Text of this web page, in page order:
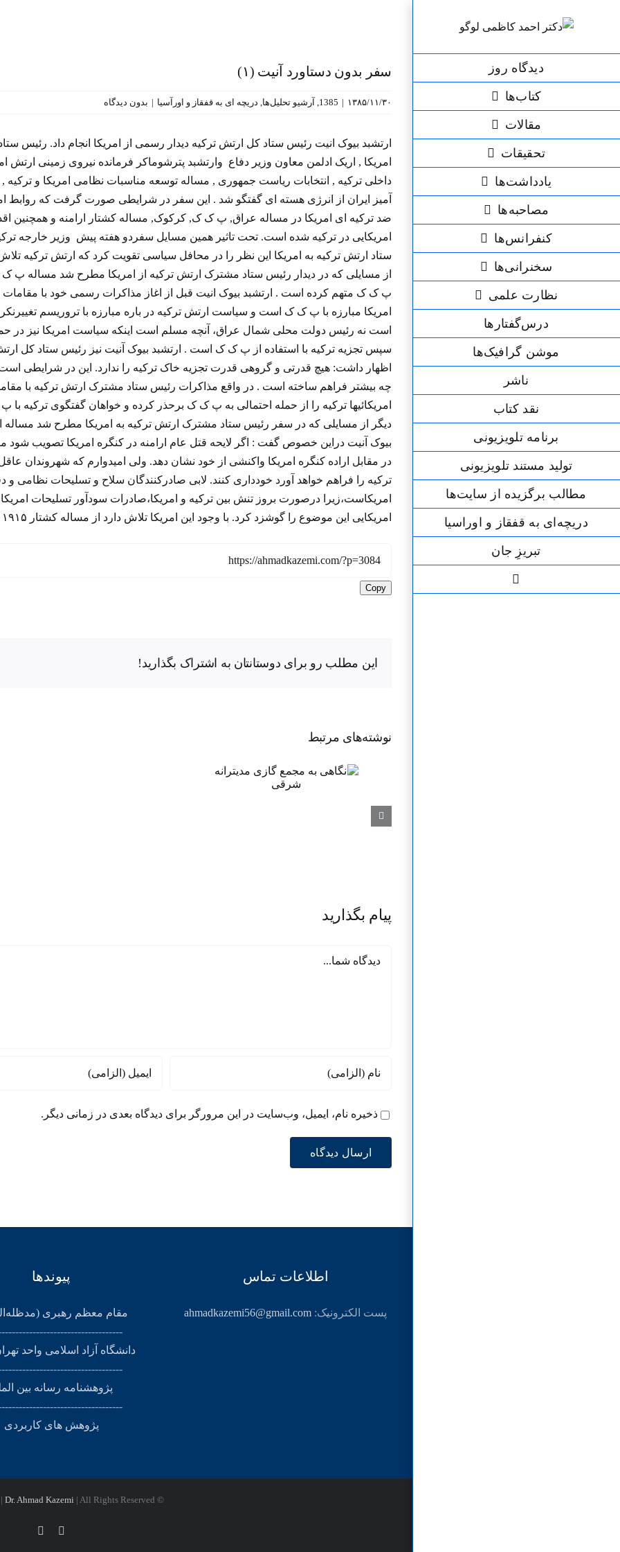
دیدگاه روز
کتاب‌ها
مقالات
تحقیقات
یادداشت‌ها
مصاحبه‌ها
کنفرانس‌ها
سخنرانی‌ها
نظارت علمی
درس‌گفتارها
موشن گرافیک‌ها
ناشر
نقد کتاب
برنامه‌ تلویزیونی
تولید مستند تلویزیونی
مطالب برگزیده از سایت‌ها
دریچه‌ای به قفقاز و اوراسیا
تبریزِ جان
سفر بدون دستاورد آنیت (۱)
۱۳۸۵/۱۱/۳۰ |
1385
, آرشیو تحلیل‌ها, دریچه ای به قفقاز و اورآسیا | بدون دیدگاه
ارتشبد بیوک انیت رئیس ستاد کل ارتش ترکیه دیدار رسمی از امریکا انجام داد. رئیس
امریکا , اریک ادلمن معاون وزیر دفاع وارتشبد پترشوماکر فرمانده نیروی زمینی
داخلی ترکیه , انتخابات ریاست جمهوری , مساله توسعه مناسبات نظامی امریکا و
ضد ترکیه ای امریکا در مساله عراق, پ ک ک, کرکوک, مساله کشتار ارامنه و همچنین
امریکایی در ترکیه شده است. تحت تاثیر همین مسایل سفردو هفته پیش وزیر خارجه
ستاد ارتش ترکیه به امریکا این نظر را در محافل سیاسی تقویت کرد که ارتش ترکیه
از مسایلی که در دیدار رئیس ستاد مشترک ارتش ترکیه از امریکا مطرح شد مساله پ ک
پ ک ک متهم کرده است . ارتشبد بیوک انیت قبل از اغاز مذاکرات رسمی خود با مقامات
امریکا مبارزه با پ ک ک است و سیاست ارتش ترکیه در باره مبارزه با تروریسم
است نه رئیس دولت محلی شمال عراق، آنچه مسلم است اینکه سیاست امریکا نیز در
سپس تجزیه ترکیه با استفاده از پ ک ک است . ارتشبد بیوک آنیت نیز رئیس ستاد کل
اظهار داشت: هیچ قدرتی و گروهی قدرت تجزیه خاک ترکیه را ندارد. این در شرایطی
چه بیشتر فراهم ساخته است . در واقع مذاکرات رئیس ستاد مشترک ارتش ترکیه با
امریکائیها ترکیه را از حمله احتمالی به پ ک ک برحذر کرده و خواهان گفتگوی
بیوک آنیت دراین خصوص گفت : اگر لایحه قتل عام ارامنه در کنگره امریکا تصویب شود
در مقابل اراده کنگره امریکا واکنشی از خود نشان دهد. ولی امیدوارم که شهروندان
ترکیه را فراهم خواهد آورد خودداری کنند. لابی صادرکنندگان سلاح و تسلیحات نظامی و
امریکاست،زیرا درصورت بروز تنش بین ترکیه و امریکا،‌صادرات سودآور تسلیحات
امریکایی این موضوع را گوشزد کرد. با وجود این امریکا تلاش دارد از مساله کشتار ۱۹۱۵ ارامنه بعنوان ابزاری برای فشار به ترکیه استفاده کند .
Copy
این مطلب رو برای دوستانتان به اشتراک بگذارید!
نوشته‌‌های مرتبط
پیام بگذارید
دیدگاه
ذخیره نام، ایمیل، وب‌سایت در این مرورگر برای دیدگاه بعدی در زمانی دیگر.
اطلاعات تماس
پست الکترونیک: ahmadkazemi56@gmail.com
پیوندها
مقام معظم رهبری
دانشگاه آزاد اسلامی واحد
پژوهشنامه رسانه بین
پژوهش های کاربردی
© Copyright 2024 |
Dr. Ahmad Kazemi | All Rights Reserved
Instagram